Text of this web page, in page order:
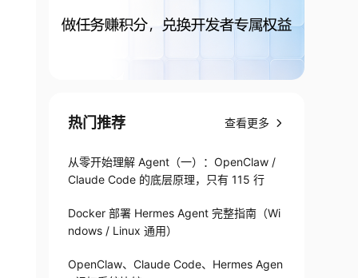
热门推荐 查看更多
从零开始理解 Agent（一）：OpenClaw /
Claude Code 的底层原理，只有 115 行
Docker 部署 Hermes Agent 完整指南（Wi
ndows / Linux 通用）
OpenClaw、Claude Code、Hermes Agen